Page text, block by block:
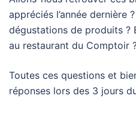
appréciés l’année dernière
dégustations de produits ?
au restaurant du Comptoir
Toutes ces questions et
réponses lors des 3 jours